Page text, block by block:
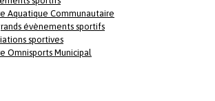
Aquatique Communautaire
évènements sportifs
sportives
Omnisports Municipal